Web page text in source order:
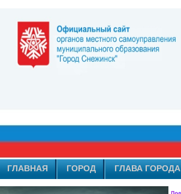
ГЛАВНАЯ ГОРОД ГЛАВА ГОРОДА